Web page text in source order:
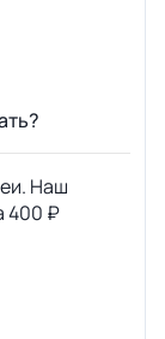
Наш
400 ₽